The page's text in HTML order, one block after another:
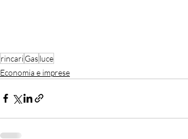
rincariGasluce
Economia e imprese